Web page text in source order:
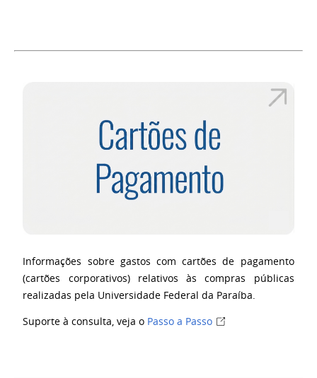
Informações sobre gastos com cartões de pagamento
(cartões corporativos) relativos às compras públicas
realizadas pela Universidade Federal da Paraíba.
Suporte à consulta, veja o Passo a Passo